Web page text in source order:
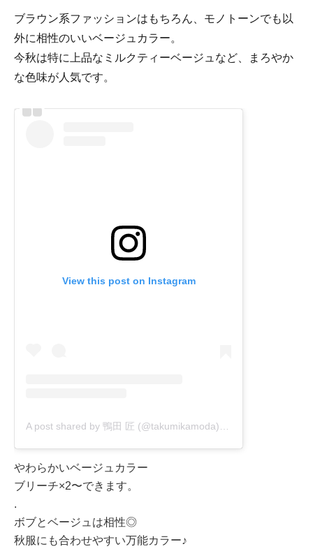
ブラウン系ファッションはもちろん、モノトーンでも以
外に相性のいいベージュカラー。
今秋は特に上品なミルクティーベージュなど、まろやか
な色味が人気です。
View this post on Instagram
A post shared by 鴨田 匠 (@takumikamoda)
on
やわらかいベージュカラー
ブリーチ×2〜できます。
.
ボブとベージュは相性◎
秋服にも合わせやすい万能カラー♪